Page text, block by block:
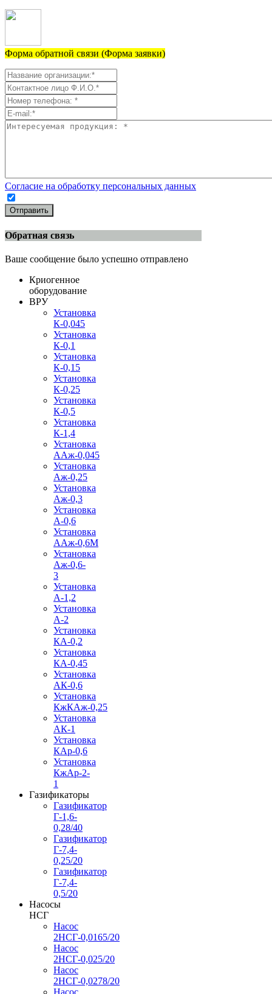
Форма обратной связи (Форма заявки)
Согласие на обработку персональных данных
Отправить
Обратная связь
Ваше сообщение было успешно отправлено
Криогенное
оборудование
ВРУ
Установка
К-0,045
Установка
К-0,1
Установка
К-0,15
Установка
К-0,25
Установка
К-0,5
Установка
К-1,4
Установка
ААж-0,045
Установка
Аж-0,25
Установка
Аж-0,3
Установка
А-0,6
Установка
ААж-0,6М
Установка
Аж-0,6-
3
Установка
А-1,2
Установка
А-2
Установка
КА-0,2
Установка
КА-0,45
Установка
АК-0,6
Установка
КжКАж-0,25
Установка
АК-1
Установка
КАр-0,6
Установка
КжАр-2-
1
Газификаторы
Газификатор
Г-1,6-
0,28/40
Газификатор
Г-7,4-
0,25/20
Газификатор
Г-7,4-
0,5/20
Насосы
НСГ
Насос
2НСГ-0,0165/20
Насос
2НСГ-0,025/20
Насос
2НСГ-0,0278/20
Насос